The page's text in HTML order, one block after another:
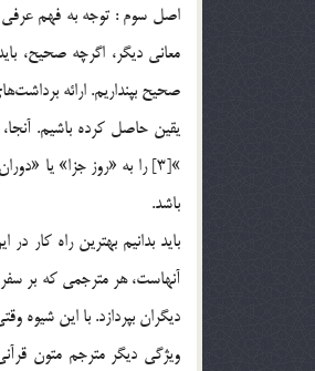
اصل سوم : توجه به فهم عرفي
معاني ديگر، اگرچه صحيح،
صحيح بپنداريم. ارائه
يقين حاصل كرده باشيم.
باشد.
بايد بدانيم بهترين راه كار
آنهاست، هر مترجمي كه بر
ديگران بپردازد. با اين شيوه
ويژگي ديگر مترجم متون